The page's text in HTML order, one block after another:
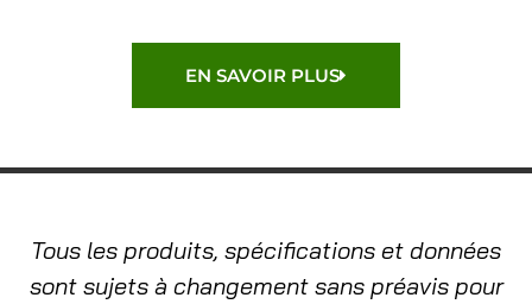
EN SAVOIR PLUS
Tous les produits, spécifications et données
sont sujets à changement sans préavis pour